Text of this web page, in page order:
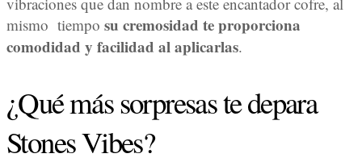
mismo tiempo su cremosidad te proporciona
comodidad y facilidad al aplicarlas.
¿Qué más sorpresas te depara
Stones Vibes?